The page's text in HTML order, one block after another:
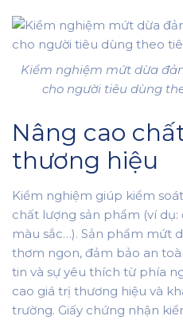
Kiểm nghiệm mứt dừa
cho người tiêu dùng
Nâng cao
thương hiệu
Kiểm nghiệm giúp kiểm
chất lượng sản phẩm (ví
màu sắc…). Sản phẩm mứt
thơm ngon, đảm bảo an
tin và sự yêu thích từ phía
cao giá trị thương hiệu và
trường. Giấy chứng nhận